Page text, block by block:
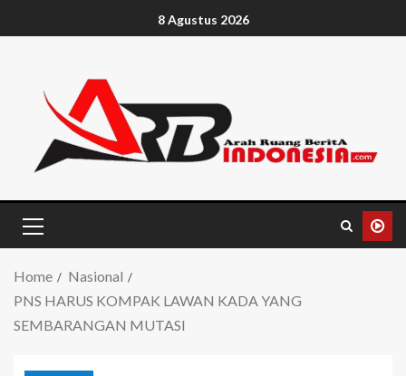
8 Agustus 2026
Home
Nasional
PNS HARUS KOMPAK LAWAN KADA YANG
SEMBARANGAN MUTASI